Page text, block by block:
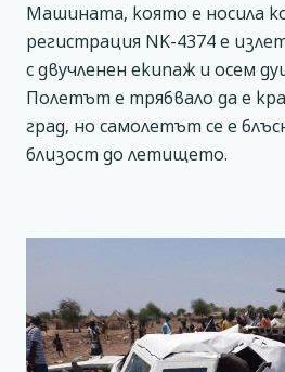
Машината, която е носила
регистрация NK-4374 е
с двучленен екипаж и осем
Полетът е трябвало да е
град, но самолетът се е
близост до летището.